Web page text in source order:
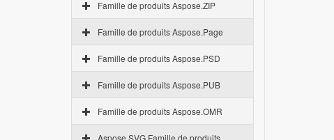
Famille de produits Aspose.ZIP
Famille de produits Aspose.Page
Famille de produits Aspose.PSD
Famille de produits Aspose.PUB
Famille de produits Aspose.OMR
Aspose.SVG Famille de produits